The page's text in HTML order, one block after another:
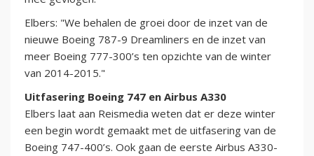
Elbers: "We behalen de groei door de inzet van de
nieuwe Boeing 787-9 Dreamliners en de inzet van
meer Boeing 777-300’s ten opzichte van de winter
van 2014-2015."
Uitfasering Boeing 747 en Airbus A330
Elbers laat aan Reismedia weten dat er deze winter
een begin wordt gemaakt met de uitfasering van de
Boeing 747-400’s. Ook gaan de eerste Airbus A330-